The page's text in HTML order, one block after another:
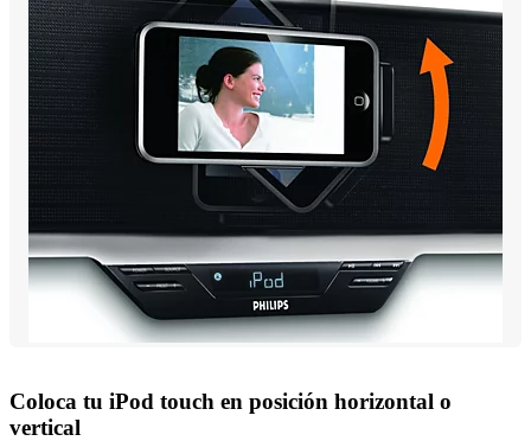
Coloca tu iPod touch en posición horizontal o
vertical